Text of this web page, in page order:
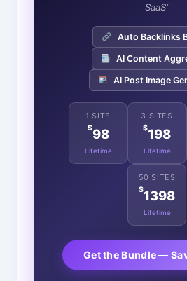
SaaS"
Auto Backlinks
AI Content
AI Post Image
1 SITE
$98
Lifetime
3 SITES
$198
Lifetime
50 SITES
$1398
Lifetime
Get the Bundle —